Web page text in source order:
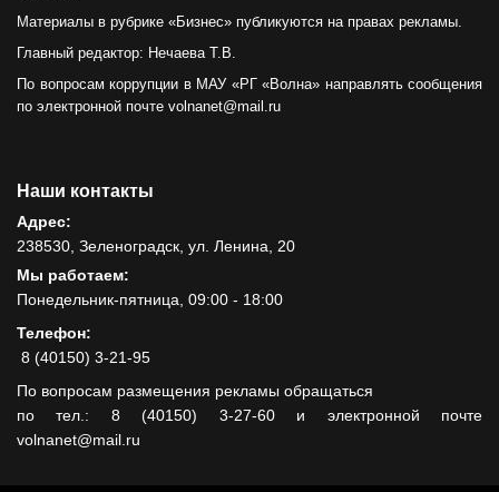
Материалы в рубрике «Бизнес» публикуются на правах рекламы.
Главный редактор: Нечаева Т.В.
По вопросам коррупции в МАУ «РГ «Волна» направлять сообщения
по электронной почте volnanet@mail.ru
Наши контакты
Адрес:
238530, Зеленоградск, ул. Ленина, 20
Мы работаем:
Понедельник-пятница, 09:00 - 18:00
Телефон:
8 (40150) 3-21-95
По вопросам размещения рекламы обращаться
по тел.: 8 (40150) 3-27-60 и электронной почте
volnanet@mail.ru